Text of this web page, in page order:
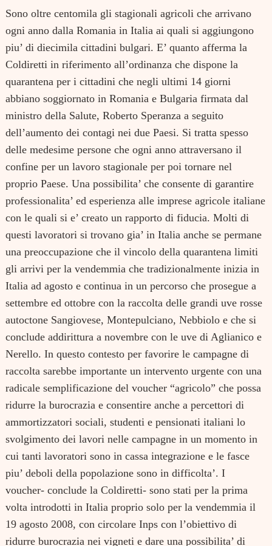
Sono oltre centomila gli stagionali agricoli che arrivano
ogni anno dalla Romania in Italia ai quali si aggiungono
piu’ di diecimila cittadini bulgari. E’ quanto afferma la
Coldiretti in riferimento all’ordinanza che dispone la
quarantena per i cittadini che negli ultimi 14 giorni
abbiano soggiornato in Romania e Bulgaria firmata dal
ministro della Salute, Roberto Speranza a seguito
dell’aumento dei contagi nei due Paesi. Si tratta spesso
delle medesime persone che ogni anno attraversano il
confine per un lavoro stagionale per poi tornare nel
proprio Paese. Una possibilita’ che consente di garantire
professionalita’ ed esperienza alle imprese agricole italiane
con le quali si e’ creato un rapporto di fiducia. Molti di
questi lavoratori si trovano gia’ in Italia anche se permane
una preoccupazione che il vincolo della quarantena limiti
gli arrivi per la vendemmia che tradizionalmente inizia in
Italia ad agosto e continua in un percorso che prosegue a
settembre ed ottobre con la raccolta delle grandi uve rosse
autoctone Sangiovese, Montepulciano, Nebbiolo e che si
conclude addirittura a novembre con le uve di Aglianico e
Nerello. In questo contesto per favorire le campagne di
raccolta sarebbe importante un intervento urgente con una
radicale semplificazione del voucher “agricolo” che possa
ridurre la burocrazia e consentire anche a percettori di
ammortizzatori sociali, studenti e pensionati italiani lo
svolgimento dei lavori nelle campagne in un momento in
cui tanti lavoratori sono in cassa integrazione e le fasce
piu’ deboli della popolazione sono in difficolta’. I
voucher- conclude la Coldiretti- sono stati per la prima
volta introdotti in Italia proprio solo per la vendemmia il
19 agosto 2008, con circolare Inps con l’obiettivo di
ridurre burocrazia nei vigneti e dare una possibilita’ di